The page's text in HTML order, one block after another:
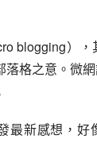
blogging）
落格之意。微
最新感想，好